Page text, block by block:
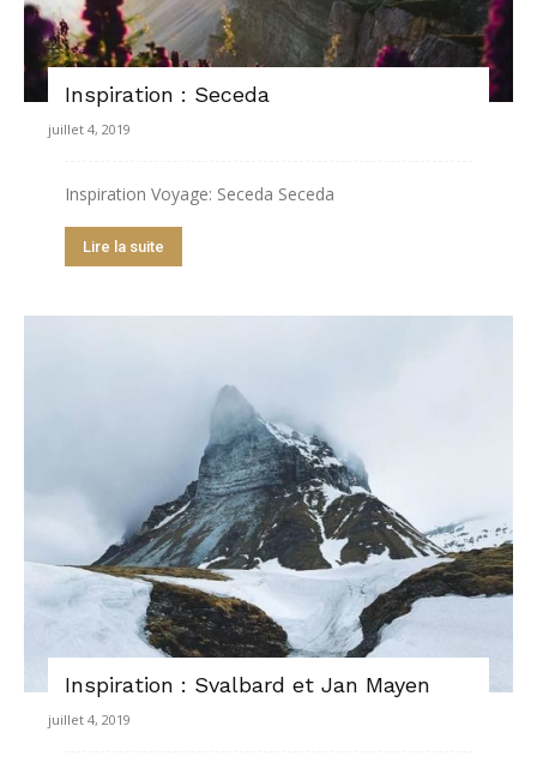
Inspiration : Seceda
juillet 4, 2019
Inspiration Voyage: Seceda Seceda
Lire la suite
Inspiration : Svalbard et Jan Mayen
juillet 4, 2019